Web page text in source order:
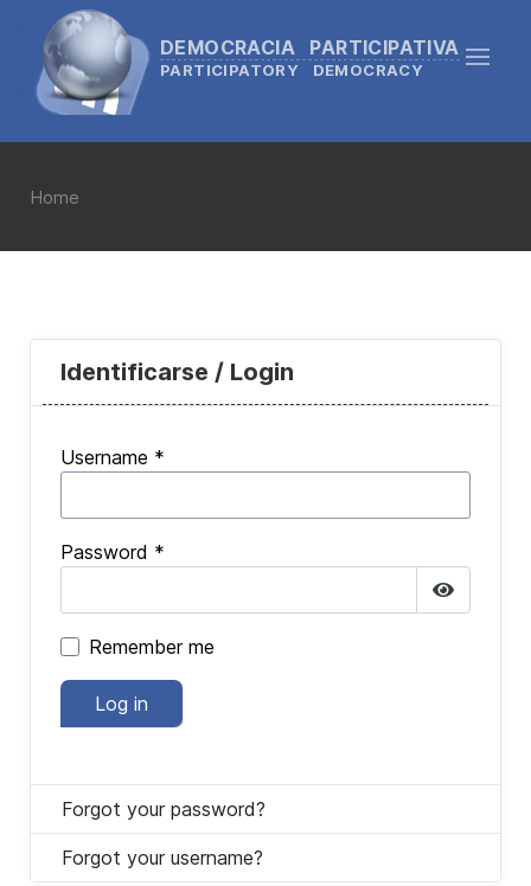
DEMOCRACIA PARTICIPATIVA
PARTICIPATORY DEMOCRACY
Home
Identificarse / Login
Username *
Password *
Remember me
Log in
Forgot your password?
Forgot your username?